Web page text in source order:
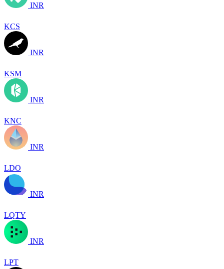
INR
KCS
INR
KSM
INR
KNC
INR
LDO
INR
LQTY
INR
LPT